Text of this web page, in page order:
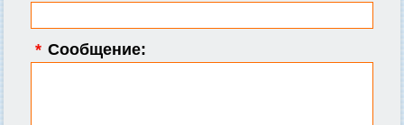
* Сообщение: